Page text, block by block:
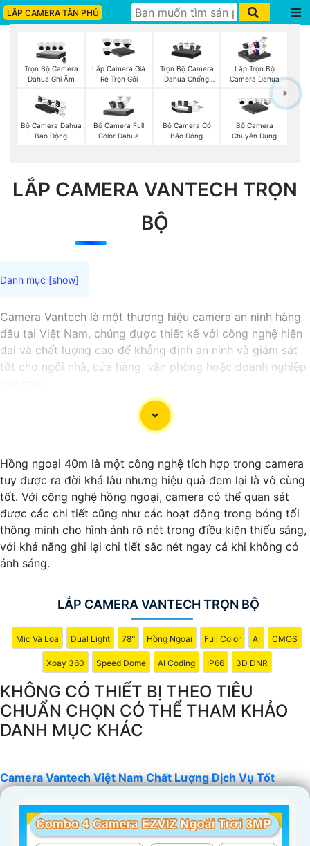
LẮP CAMERA TÂN PHÚ
Trọn Bộ Camera
Dahua Ghi Âm
Lắp Camera Giá
Rẻ Trọn Gói
Trọn Bộ Camera
Dahua Chống
Lắp Trọn Bộ
Camera Dahua
Bộ Camera Dahua
Báo Động
Bộ Camera Full
Color Dahua
Bộ Camera Có
Báo Đông
Bộ Camera
Chuyên Dụng
LẮP CAMERA VANTECH TRỌN
BỘ
Camera Vantech là một thương hiệu camera an ninh hàng
đầu tại Việt Nam, chúng được thiết kế với công nghệ hiện
đại và chất lượng cao để khẳng định an ninh và giám sát
tốt cho ngôi nhà, cửa hàng, văn phòng hoặc doanh nghiệp
Vantech Việt Nam cung cấp các dòng sản phẩm camera
giám sát chất lượng cao như camera IP, camera HD-TVI,
camera AHD, camera wifi, camera thông minh, và nhiều
tiêu chuẩn chất lượng cao, đáng tin cậy và dễ sử dụng.
Điểm mạnh của Camera Vantech là chất lượng dịch vụ tốt
và hỗ trợ khách hàng chu đáo. Đội ngũ nhân viên kỹ thuật
chuyên nghiệp của Vantech sẽ giúp bạn lựa chọn giải pháp
camera phù hợp với nhu cầu và ngân sách của bạn.
Nếu bạn đang tìm kiếm một giải pháp giám sát an ninh tốt
cho ngôi nhà hoặc doanh nghiệp của mình, Camera
Hồng ngoại 40m là một công nghệ tích hợp trong camera
tuy được ra đời khá lâu nhưng hiệu quả đem lại là vô cùng
tốt. Với công nghệ hồng ngoại, camera có thể quan sát
được các chi tiết cũng như các hoạt động trong bóng tối
thông minh cho hình ảnh rõ nét trong điều kiện thiếu sáng,
với khả năng ghi lại chi tiết sắc nét ngay cả khi không có
ánh sáng.
LẮP CAMERA VANTECH TRỌN BỘ
Mic Và Loa Dual Light 78° Hồng Ngoại Full Color AI CMOS
Xoay 360 Speed Dome AI Coding IP66 3D DNR
KHÔNG CÓ THIẾT BỊ THEO TIÊU
CHUẨN CHỌN CÓ THỂ THAM KHẢO
DANH MỤC KHÁC
Camera Vantech Việt Nam Chất Lượng Dịch Vụ Tốt